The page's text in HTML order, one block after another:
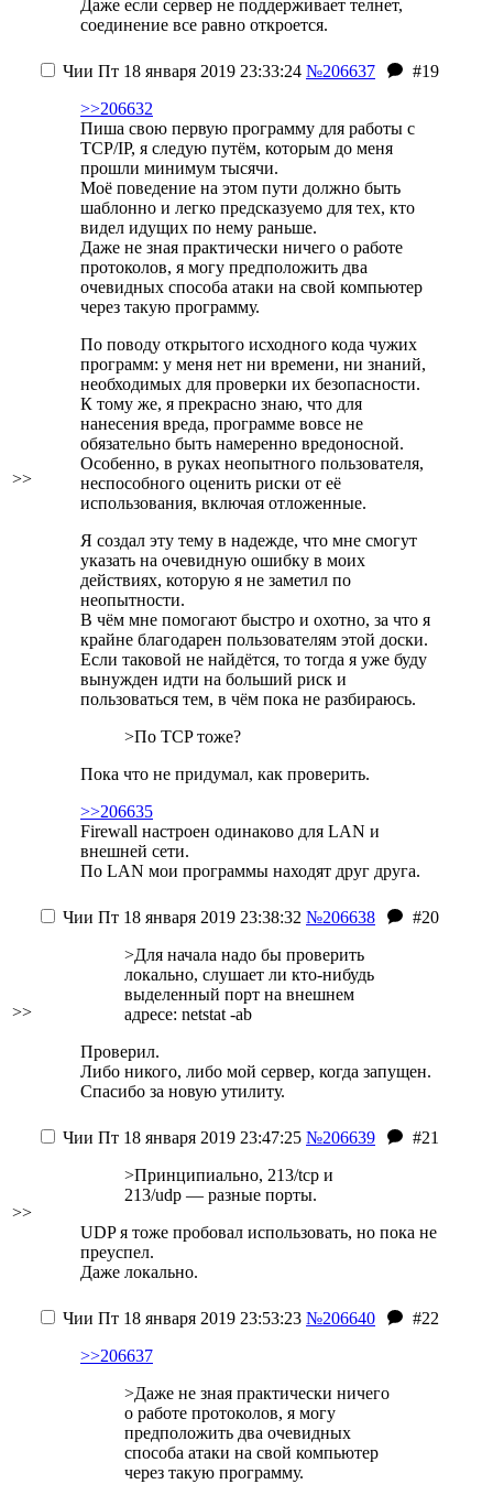
Даже если сервер не поддерживает телнет,
соединение все равно откроется.
>>
Чии Пт 18 января 2019 23:33:24 №206637
#19
>>206632
Пиша свою первую программу для работы с
TCP/IP, я следую путём, которым до меня
прошли минимум тысячи.
Моё поведение на этом пути должно быть
шаблонно и легко предсказуемо для тех, кто
видел идущих по нему раньше.
Даже не зная практически ничего о работе
протоколов, я могу предположить два
очевидных способа атаки на свой компьютер
через такую программу.
По поводу открытого исходного кода чужих
программ: у меня нет ни времени, ни знаний,
необходимых для проверки их безопасности.
К тому же, я прекрасно знаю, что для
нанесения вреда, программе вовсе не
обязательно быть намеренно вредоносной.
Особенно, в руках неопытного пользователя,
неспособного оценить риски от её
использования, включая отложенные.
Я создал эту тему в надежде, что мне смогут
указать на очевидную ошибку в моих
действиях, которую я не заметил по
неопытности.
В чём мне помогают быстро и охотно, за что я
крайне благодарен пользователям этой доски.
Если таковой не найдётся, то тогда я уже буду
вынужден идти на больший риск и
пользоваться тем, в чём пока не разбираюсь.
>По TCP тоже?
Пока что не придумал, как проверить.
>>206635
Firewall настроен одинаково для LAN и
внешней сети.
По LAN мои программы находят друг друга.
>>
Чии Пт 18 января 2019 23:38:32 №206638
#20
>Для начала надо бы проверить
локально, слушает ли кто-нибудь
выделенный порт на внешнем
адресе: netstat -ab
Проверил.
Либо никого, либо мой сервер, когда запущен.
Спасибо за новую утилиту.
>>
Чии Пт 18 января 2019 23:47:25 №206639
#21
>Принципиально, 213/tcp и
213/udp — разные порты.
UDP я тоже пробовал использовать, но пока не
преуспел.
Даже локально.
Чии Пт 18 января 2019 23:53:23 №206640
#22
>>206637
>Даже не зная практически ничего
о работе протоколов, я могу
предположить два очевидных
способа атаки на свой компьютер
через такую программу.